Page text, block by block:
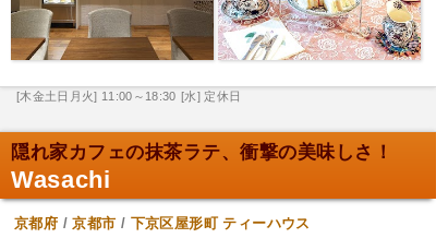
[木金土日月火] 11:00～18:30 [水] 定休日
隠れ家カフェの抹茶ラテ、衝撃の美味しさ！
Wasachi
京都府 /京都市 / 下京区屋形町 ティーハウス